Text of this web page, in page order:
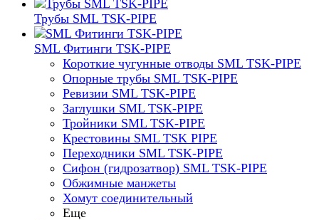
Трубы SML TSK-PIPE
SML Фитинги TSK-PIPE
Короткие чугунные отводы SML TSK-PIPE
Опорные трубы SML TSK-PIPE
Ревизии SML TSK-PIPE
Заглушки SML TSK-PIPE
Тройники SML TSK-PIPE
Крестовины SML TSK PIPE
Переходники SML TSK-PIPE
Сифон (гидрозатвор) SML TSK-PIPE
Обжимные манжеты
Хомут соединительный
Еще